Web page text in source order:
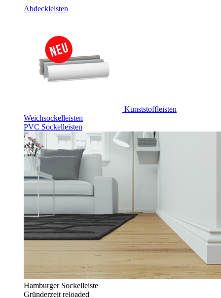
Abdeckleisten
Kunststoffleisten
Weichsockelleisten
PVC Sockelleisten
Hamburger Sockelleiste
Gründerzeit reloaded